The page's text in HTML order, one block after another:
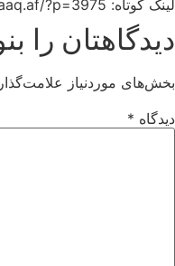
لینک کوتاه: https://afaaq.af/?p=3975
دیدگاهتان را
بخش‌های موردنیاز
دیدگاه *